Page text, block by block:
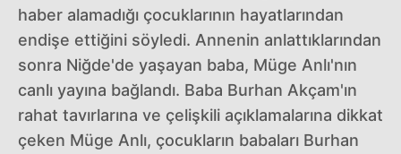
haber alamadığı çocuklarının hayatlarından
endişe ettiğini söyledi. Annenin anlattıklarından
sonra Niğde'de yaşayan baba, Müge Anlı'nın
canlı yayına bağlandı. Baba Burhan Akçam'ın
rahat tavırlarına ve çelişkili açıklamalarına dikkat
çeken Müge Anlı, çocukların babaları Burhan